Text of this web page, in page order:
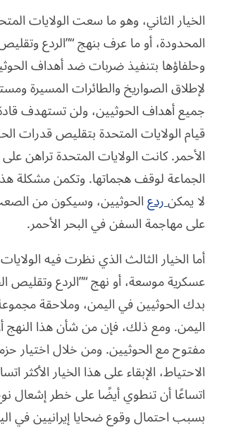
الخيار الثاني، وهو ما سعت الولايات
المحدودة، أو ما عرف بنهج “”الردع
وحلفاؤها بتنفيذ ضربات ضد أهداف
لإطلاق الصواريخ والطائرات المسيرة
جميع أهداف الحوثيين، ولن تستهدف
قيام الولايات المتحدة بتقليص قدرات
الأحمر. كانت الولايات المتحدة تراهن
الجماعة لوقف هجماتها. وتكمن مشكلة
لا يمكنردعالحوثيين، وسيكون من الصعب
على مهاجمة السفن في البحر الأحمر.
أما الخيار الثالث الذي نظرت فيه
عسكرية موسعة، أو نهج “”الردع وتقليص
بدك الحوثيين في اليمن، وملاحقة
اليمن. ومع ذلك، فإن من شأن هذا النهج
مفتوح مع الحوثيين. ومن خلال اختيار
الاحتياط، الإبقاء على هذا الخيار
اتساعًا أن تنطوي أيضًا على خطر إشعال
بسبب احتمال وقوع ضحايا إيرانيين في